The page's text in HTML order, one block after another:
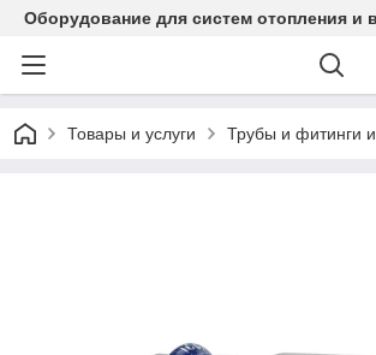
Оборудование для систем отопления и
Товары и услуги Трубы и фитинги